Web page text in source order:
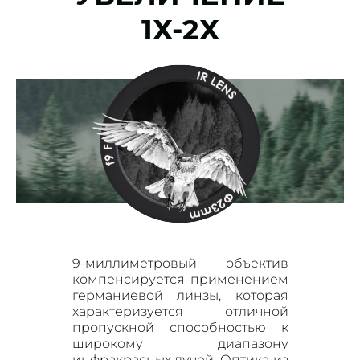
1Х-2Х
9-миллиметровый объектив
компенсируется применением
германиевой линзы, которая
характеризуется отличной
пропускной способностью к
широкому диапазону